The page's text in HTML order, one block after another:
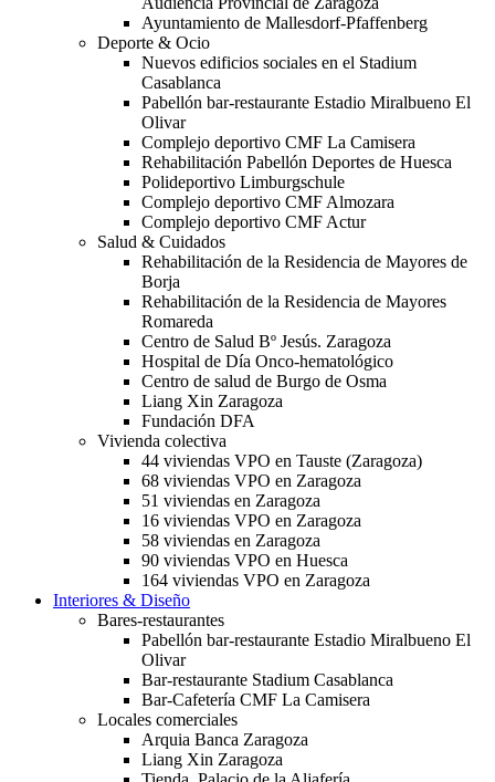
Ayuntamiento de Mallesdorf-Pfaffenberg
Deporte & Ocio
Nuevos edificios sociales en el Stadium
Casablanca
Pabellón bar-restaurante Estadio Miralbueno El
Olivar
Complejo deportivo CMF La Camisera
Rehabilitación Pabellón Deportes de Huesca
Polideportivo Limburgschule
Complejo deportivo CMF Almozara
Complejo deportivo CMF Actur
Salud & Cuidados
Rehabilitación de la Residencia de Mayores de
Borja
Rehabilitación de la Residencia de Mayores
Romareda
Centro de Salud Bº Jesús. Zaragoza
Hospital de Día Onco-hematológico
Centro de salud de Burgo de Osma
Liang Xin Zaragoza
Fundación DFA
Vivienda colectiva
44 viviendas VPO en Tauste (Zaragoza)
68 viviendas VPO en Zaragoza
51 viviendas en Zaragoza
16 viviendas VPO en Zaragoza
58 viviendas en Zaragoza
90 viviendas VPO en Huesca
164 viviendas VPO en Zaragoza
Interiores & Diseño
Bares-restaurantes
Pabellón bar-restaurante Estadio Miralbueno El
Olivar
Bar-restaurante Stadium Casablanca
Bar-Cafetería CMF La Camisera
Locales comerciales
Arquia Banca Zaragoza
Liang Xin Zaragoza